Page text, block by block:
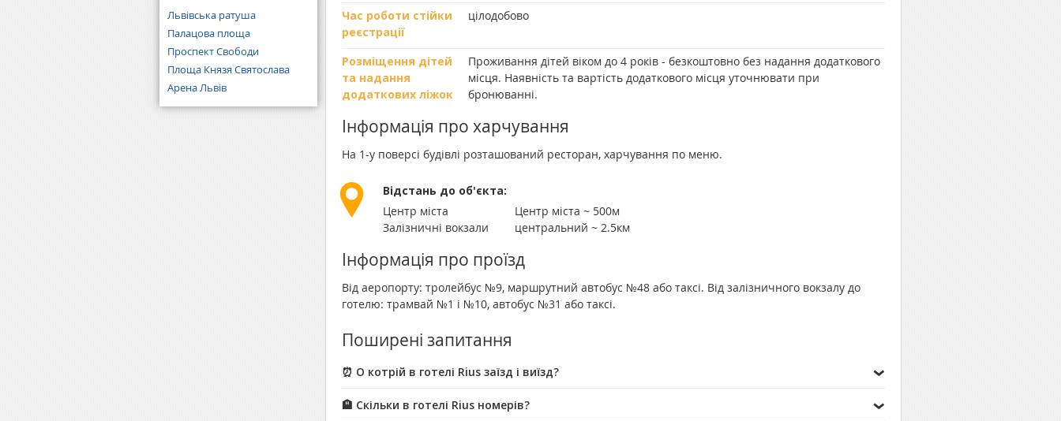
Час роботи стійки
реєстрації
цілодобово
Розміщення дітей
та надання
додаткових ліжок
Проживання дітей віком до 4 років - безкоштовно без надання додаткового
місця. Наявність та вартість додаткового місця уточнювати при
бронюванні.
Інформація про харчування
На 1-у поверсі будівлі розташований ресторан, харчування по меню.
Відстань до об'єкта:
Центр міста
Центр міста ~ 500м
Залізничні вокзали
центральний ~ 2.5км
Інформація про проїзд
Від аеропорту: тролейбус №9, маршрутний автобус №48 або таксі. Від залізничного вокзалу до
готелю: трамвай №1 і №10, автобус №31 або таксі.
Поширені запитання
⏰ О котрій в готелі Rius заїзд і виїзд?
🏨 Скільки в готелі Rius номерів?
Львівська ратуша
Палацова площа
Проспект Свободи
Площа Князя Святослава
Арена Львів